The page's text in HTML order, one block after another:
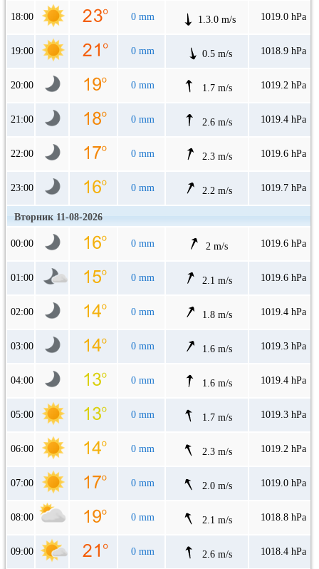
18:00 0 mm 1.3.0 m/s 1019.0 hPa
19:00 0 mm 0.5 m/s 1018.9 hPa
20:00 0 mm 1.7 m/s 1019.2 hPa
21:00 0 mm 2.6 m/s 1019.4 hPa
22:00 0 mm 2.3 m/s 1019.6 hPa
23:00 0 mm 2.2 m/s 1019.7 hPa
Вторник 11-08-2026
00:00 0 mm 2 m/s 1019.6 hPa
01:00 0 mm 2.1 m/s 1019.6 hPa
02:00 0 mm 1.8 m/s 1019.4 hPa
03:00 0 mm 1.6 m/s 1019.3 hPa
04:00 0 mm 1.6 m/s 1019.4 hPa
05:00 0 mm 1.7 m/s 1019.3 hPa
06:00 0 mm 2.3 m/s 1019.2 hPa
07:00 0 mm 2.0 m/s 1019.0 hPa
08:00 0 mm 2.1 m/s 1018.8 hPa
09:00 0 mm 2.6 m/s 1018.4 hPa